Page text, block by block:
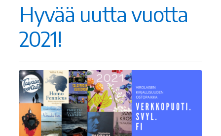
Hyvää uutta vuotta
2021!